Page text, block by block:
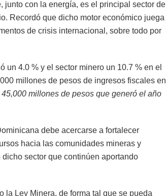
junto con la energía, es el principal sector de
Recordó que dicho motor económico juega
de crisis internacional, sobre todo por
un 4.0 % y el sector minero un 10.7 % en el
millones de pesos de ingresos fiscales en
45,000 millones de pesos que generó el año
debe acercarse a fortalecer
hacia las comunidades mineras y
sector que continúen aportando
la Ley Minera, de forma tal que se pueda